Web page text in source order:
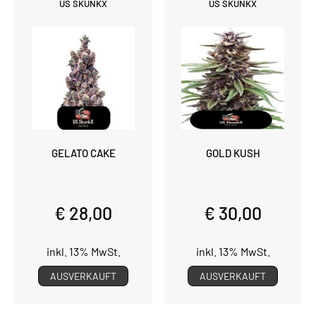
US SKUNKX
GELATO CAKE
€ 28,00
inkl. 13% MwSt.
AUSVERKAUFT
US SKUNKX
GOLD KUSH
€ 30,00
inkl. 13% MwSt.
AUSVERKAUFT